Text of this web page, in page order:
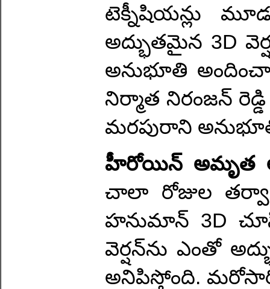
టెక్నీషియన్లు
అద్భుతమైన 3D
అనుభూతి
నిర్మాత నిరంజన్
మరపురాని
హీరోయిన్ అమృత
చాలా రోజుల
హనుమాన్ 3D
వెర్షన్‌ను ఎంతో
అనిపిస్తోంది.